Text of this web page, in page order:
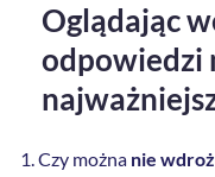
Oglądając
odpowiedzi
Czy można nie